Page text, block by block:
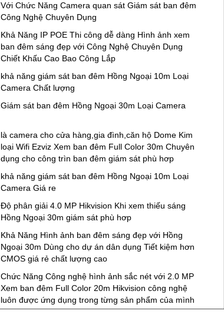
Với Chức Năng Camera quan sát Giám sát ban đêm
Công Nghệ Chuyên Dụng
Khả Năng IP POE Thi công dễ dàng Hình ảnh xem
ban đêm sáng đẹp với Công Nghệ Chuyên Dụng
Chiết Khấu Cao Bao Công Lắp
khả năng giám sát ban đêm Hồng Ngoại 10m Loại
Camera Chất lượng
Giám sát ban đêm Hồng Ngoại 30m Loại Camera
là camera cho cửa hàng,gia đình,căn hộ Dome Kim
loại Wifi Ezviz Xem ban đêm Full Color 30m Chuyên
dụng cho công trìn ban đêm giám sát phù hơp
khả năng giám sát ban đêm Hồng Ngoại 10m Loại
Camera Giá re
Độ phân giải 4.0 MP Hikvision Khi xem thiếu sáng
Hồng Ngoại 30m giám sát phù hơp
Khả Năng Hình ảnh ban đêm sáng đẹp với Hồng
Ngoại 30m Dùng cho dự án dân dụng Tiết kiệm hơn
CMOS giá rẻ chất lượng cao
Chức Năng Công nghệ hình ảnh sắc nét với 2.0 MP
Xem ban đêm Full Color 20m Hikvision công nghệ
luôn được ứng dụng trong từng sản phẩm của mình